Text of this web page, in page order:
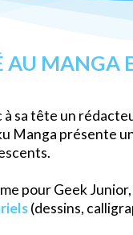
MANGA
à sa tête un
Manga présente
pour Geek
(dessins,